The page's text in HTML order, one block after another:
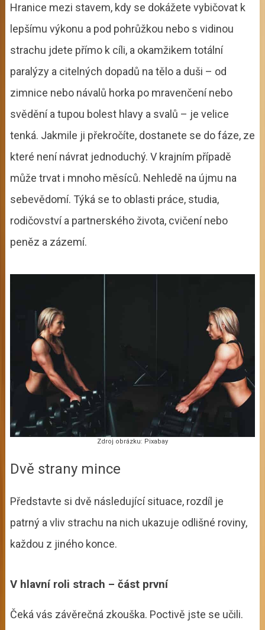
Hranice mezi stavem, kdy se dokážete vybičovat k
lepšímu výkonu a pod pohrůžkou nebo s vidinou
strachu jdete přímo k cíli, a okamžikem totální
paralýzy a citelných dopadů na tělo a duši – od
zimnice nebo návalů horka po mravenčení nebo
svědění a tupou bolest hlavy a svalů – je velice
tenká. Jakmile ji překročíte, dostanete se do fáze, ze
které není návrat jednoduchý. V krajním případě
může trvat i mnoho měsíců. Nehledě na újmu na
sebevědomí. Týká se to oblasti práce, studia,
rodičovství a partnerského života, cvičení nebo
peněz a zázemí.
Zdroj obrázku: Pixabay
Dvě strany mince
Představte si dvě následující situace, rozdíl je
patrný a vliv strachu na nich ukazuje odlišné roviny,
každou z jiného konce.
V hlavní roli strach – část první
Čeká vás závěrečná zkouška. Poctivě jste se učili.